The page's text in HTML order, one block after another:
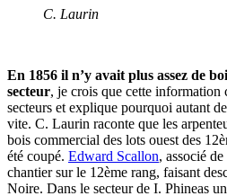
C. Laurin
En 1856 il n’y avait plus assez de
secteur, je crois que cette information
secteurs et explique pourquoi autant
vite. C. Laurin raconte que les
bois commercial des lots ouest des
été coupé. Edward Scallon, associé
chantier sur le 12ème rang, faisant
Noire. Dans le secteur de I. Phineas